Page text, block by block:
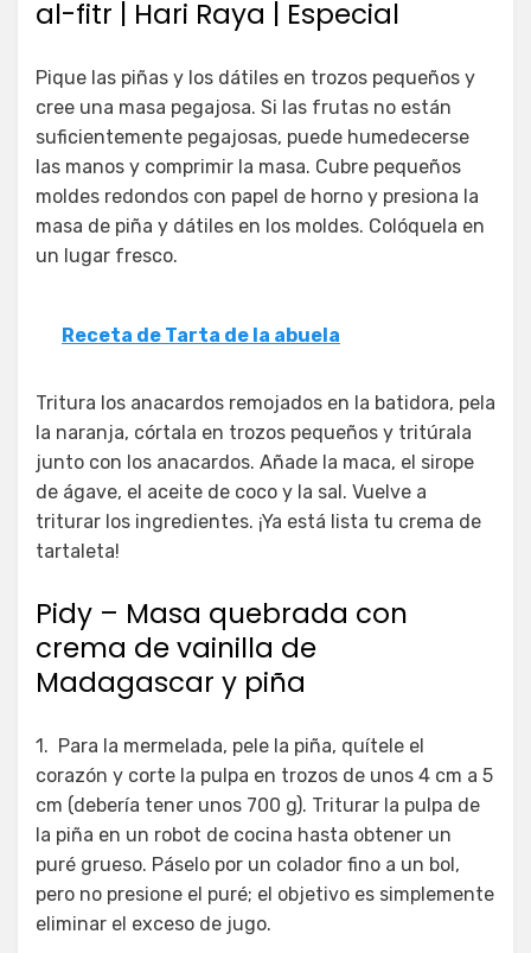
al-fitr | Hari Raya | Especial
Pique las piñas y los dátiles en trozos pequeños y
cree una masa pegajosa. Si las frutas no están
suficientemente pegajosas, puede humedecerse
las manos y comprimir la masa. Cubre pequeños
moldes redondos con papel de horno y presiona la
masa de piña y dátiles en los moldes. Colóquela en
un lugar fresco.
Receta de Tarta de la abuela
Tritura los anacardos remojados en la batidora, pela
la naranja, córtala en trozos pequeños y tritúrala
junto con los anacardos. Añade la maca, el sirope
de ágave, el aceite de coco y la sal. Vuelve a
triturar los ingredientes. ¡Ya está lista tu crema de
tartaleta!
Pidy – Masa quebrada con
crema de vainilla de
Madagascar y piña
1. Para la mermelada, pele la piña, quítele el
corazón y corte la pulpa en trozos de unos 4 cm a 5
cm (debería tener unos 700 g). Triturar la pulpa de
la piña en un robot de cocina hasta obtener un
puré grueso. Páselo por un colador fino a un bol,
pero no presione el puré; el objetivo es simplemente
eliminar el exceso de jugo.